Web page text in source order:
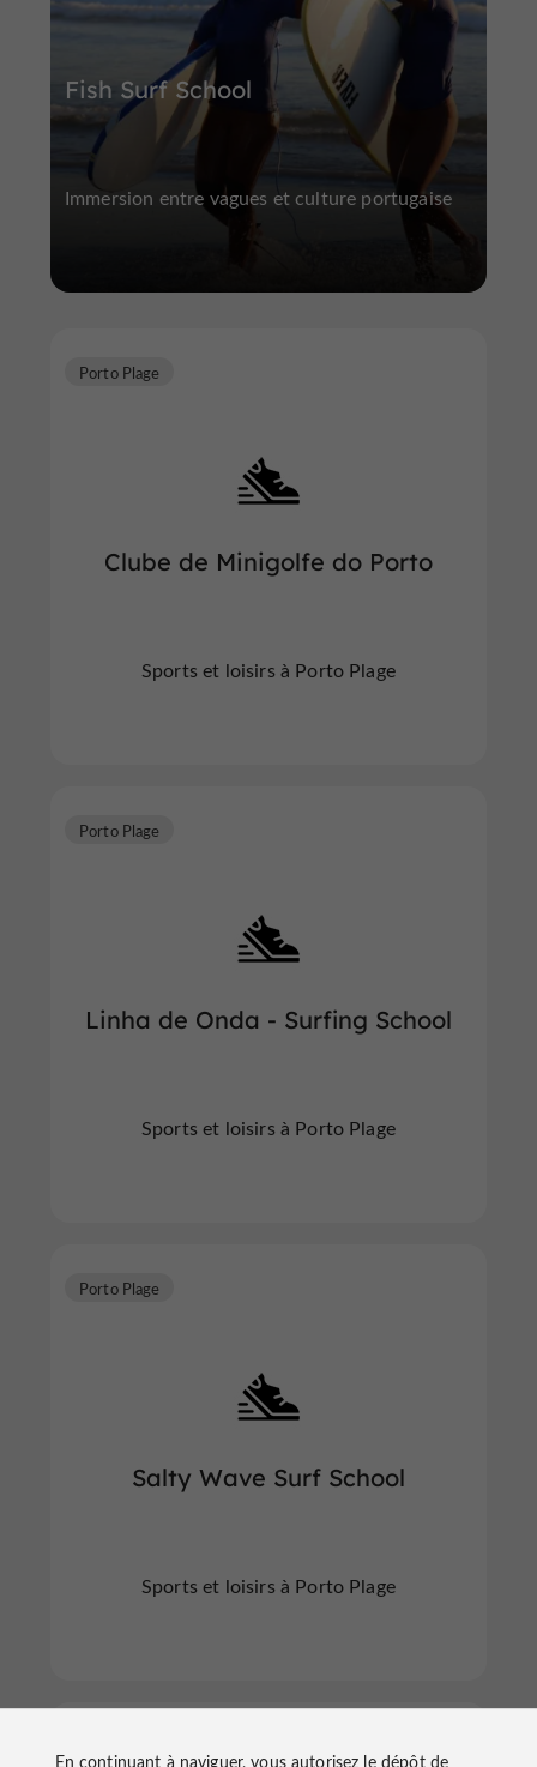
Fish Surf School
Immersion entre vagues et culture portugaise
Clube de Minigolfe do Porto
Porto Plage
Sports et loisirs à Porto Plage
Linha de Onda - Surfing School
Porto Plage
Sports et loisirs à Porto Plage
Salty Wave Surf School
Porto Plage
Sports et loisirs à Porto Plage
En continuant à naviguer, vous autorisez le dépôt de